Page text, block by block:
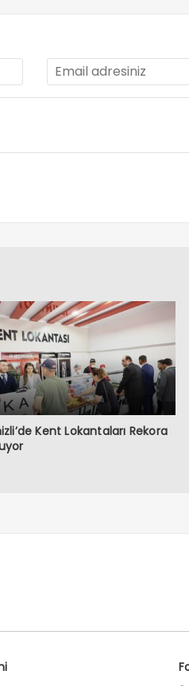
Kent Lokantaları Rekora